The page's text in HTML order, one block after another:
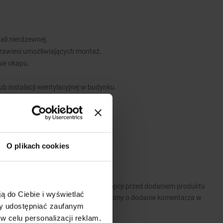
O plikach cookies
do Ciebie i wyświetlać
udostępniać zaufanym
celu personalizacji reklam.
nierdzewnej.
umożliwiających montaż.
okapu.
instalacji wentylacyjnej w budynku.
Prosimy o wybranie odpowiednich opcji przed dodaniem produktu
dotyczących produktu prosimy o dodanie komentarza w